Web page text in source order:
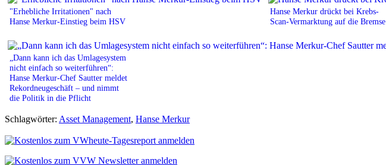
"Erhebliche Irritationen" nach
Hanse Merkur-Einstieg beim HSV
Hanse Merkur drückt bei Krebs-
Scan-Vermarktung auf die Bremse
„Dann kann ich das Umlagesystem
nicht einfach so weiterführen“:
Hanse Merkur-Chef Sautter meldet
Rekordneugeschäft – und nimmt
die Politik in die Pflicht
Schlagwörter: Asset Management, Hanse Merkur